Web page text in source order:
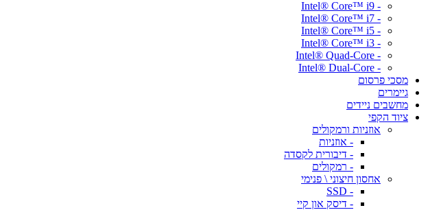
- Intel® Core™ i9
- Intel® Core™ i7
- Intel® Core™ i5
- Intel® Core™ i3
- Intel® Quad-Core
- Intel® Dual-Core
מסכי פרסום
גיימרים
מחשבים ניידים
ציוד הקפי
אוזניות ורמקולים
- אוזניות
- דיבורית לקסדה
- רמקולים
אחסון חיצוני \ פנימי
- SSD
- דיסק און קיי